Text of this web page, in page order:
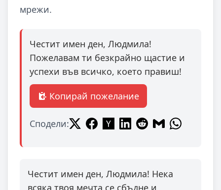
мрежи.
Честит имен ден, Людмила!
Пожелавам ти безкрайно щастие и
успехи във всичко, което правиш!
Копирай пожелание
Сподели:
Честит имен ден, Людмила! Нека
всяка твоя мечта се сбъдне и